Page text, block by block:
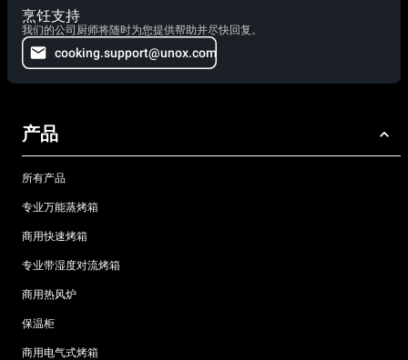
烹饪支持
我们的公司厨师将随时为您提供帮助并尽快回复。
cooking.support@unox.com
产品
所有产品
专业万能蒸烤箱
商用快速烤箱
专业带湿度对流烤箱
商用热风炉
保温柜
商用电气式烤箱